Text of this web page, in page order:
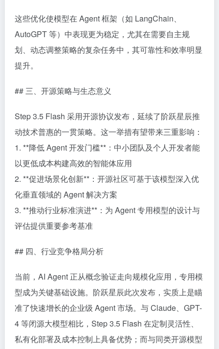
这些优化使模型在 Agent 框架（如 LangChain、
AutoGPT 等）中表现更为稳定，尤其在需要自主规
划、动态调整策略的复杂任务中，其可靠性和效率明显
提升。
## 三、开源策略与生态意义
Step 3.5 Flash 采用开源协议发布，延续了阶跃星辰推
动技术普惠的一贯策略。这一举措有望带来三重影响：
1. **降低 Agent 开发门槛**：中小团队及个人开发者能
以更低成本构建高效的智能体应用
2. **促进场景化创新**：开源社区可基于该模型深入优
化垂直领域的 Agent 解决方案
3. **推动行业标准演进**：为 Agent 专用模型的设计与
评估提供重要参考基准
## 四、行业竞争格局分析
当前，AI Agent 正从概念验证走向规模化应用，专用模
型成为关键基础设施。阶跃星辰此次发布，实质上是瞄
准了快速增长的企业级 Agent 市场。与 Claude、GPT-
4 等闭源大模型相比，Step 3.5 Flash 在定制灵活性、
私有化部署及成本控制上具备优势；而与同类开源模型